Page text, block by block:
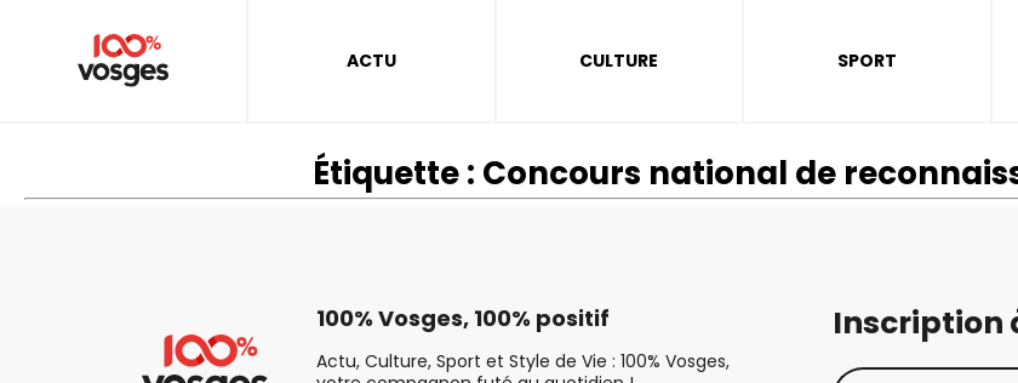
ACTU CULTURE SPORT
Étiquette : Concours national de
100% Vosges, 100% positif
Actu, Culture, Sport et Style de Vie : 100% Vosges,
Inscription